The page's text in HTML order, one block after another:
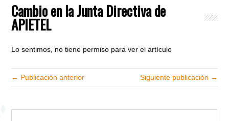
Cambio en la Junta Directiva de
APIETEL
Lo sentimos, no tiene permiso para ver el artículo
← Publicación anterior Siguiente publicación →